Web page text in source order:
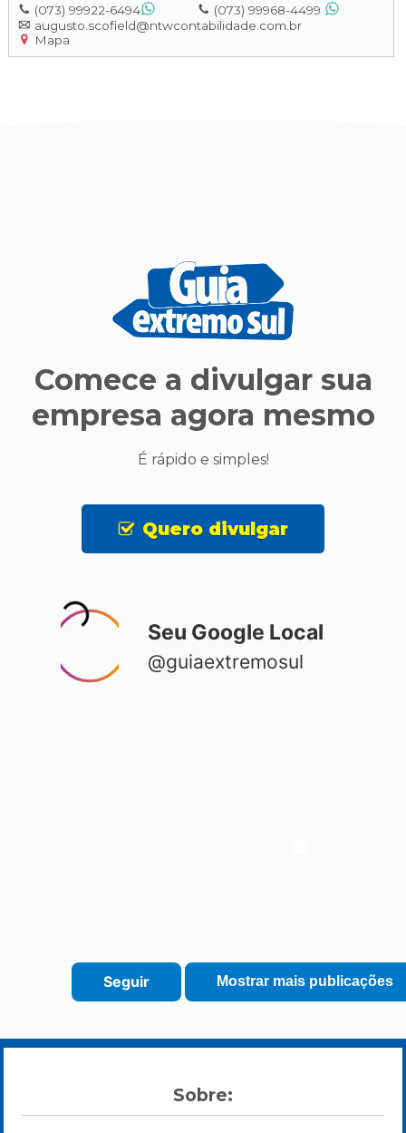
(073) 99922-6494
(073) 99968-4499
augusto.scofield@ntwcontabilidade.com.br
Mapa
Comece a divulgar sua
empresa agora mesmo
É rápido e simples!
Quero divulgar
Sobre: